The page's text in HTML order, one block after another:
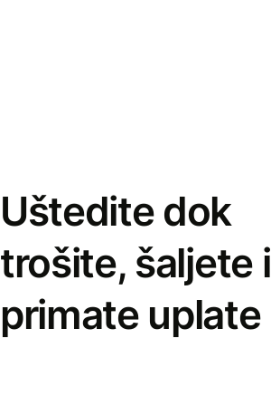
Uštedite dok
trošite, šaljete i
primate uplate